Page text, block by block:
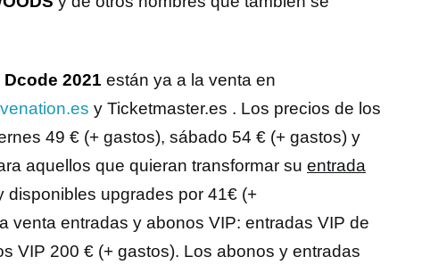
Dcode 2021 están ya a la venta en
y Ticketmaster.es . Los precios de los
49 € (+ gastos), sábado 54 € (+ gastos) y
aquellos que quieran transformar su entrada
disponibles upgrades por 41€ (+
venta entradas y abonos VIP: entradas VIP de
VIP 200 € (+ gastos). Los abonos y entradas